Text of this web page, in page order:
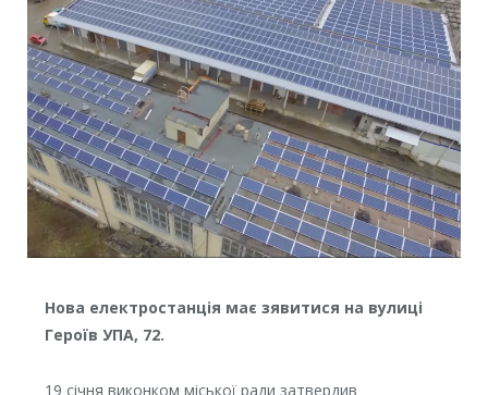
Нова електростанція має зявитися на вулиці
Героїв УПА, 72.
19 січня виконком міської ради затвердив